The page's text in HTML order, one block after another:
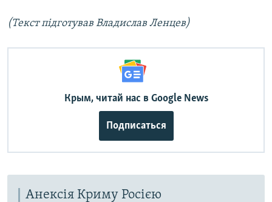
(Текст підготував Владислав Ленцев)
Крым, читай нас в Google News
Подписаться
Анексія Криму Росією